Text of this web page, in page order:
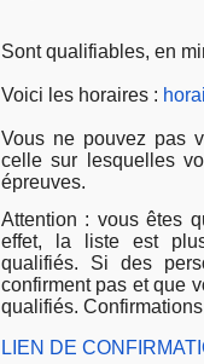
Sont qualifiables, en
Voici les horaires :
Vous ne pouvez pas
celle sur lesquelles
épreuves.
Attention : vous êtes
effet, la liste est
qualifiés. Si des
confirment pas et que
qualifiés.
LIEN DE